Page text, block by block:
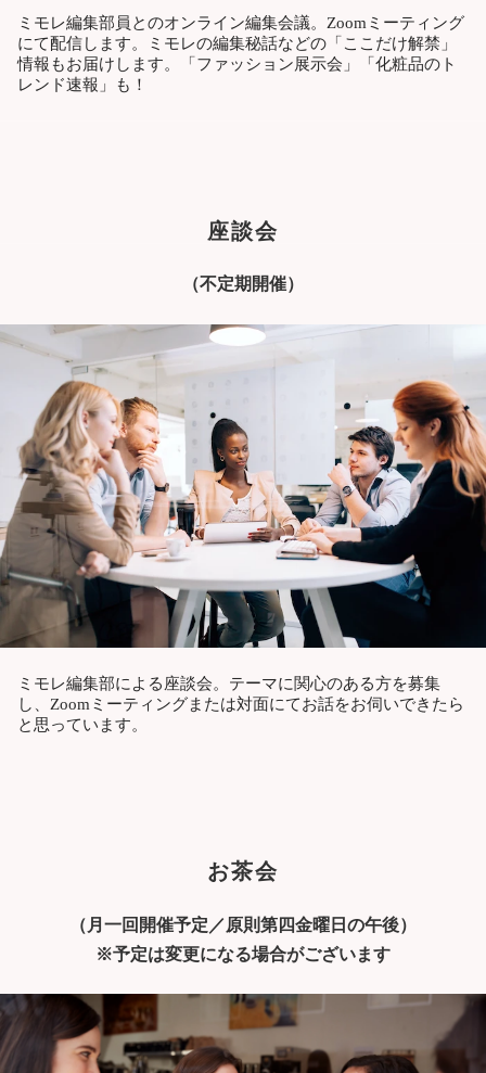
ミモレ編集部員とのオンライン編集会議。Zoomミーティング
にて配信します。ミモレの編集秘話などの「ここだけ解禁」
情報もお届けします。「ファッション展示会」「化粧品のト
レンド速報」も！
座談会
（不定期開催）
ミモレ編集部による座談会。テーマに関心のある方を募集
し、Zoomミーティングまたは対面にてお話をお伺いできたら
と思っています。
お茶会
（月一回開催予定／原則第四金曜日の午後）
※予定は変更になる場合がございます